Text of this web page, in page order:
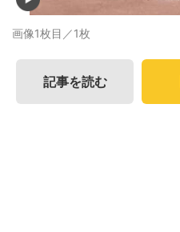
画像1枚目／1枚
記事を読む